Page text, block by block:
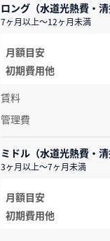
ロング（水道光熱費・清
7ヶ月以上～12ヶ月未満
月額目安
初期費用他
賃料
管理費
ミドル（水道光熱費・清
3ヶ月以上～7ヶ月未満
月額目安
初期費用他